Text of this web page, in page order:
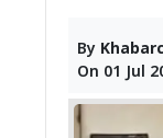
By
On 01 Jul